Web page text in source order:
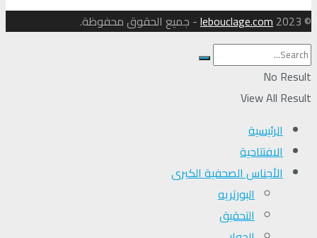
© 2023
lebouclage.com- جميع الحقوق محفوظة.
No Result
View All Result
الرئيسية
الافتتاحية
الأجناس الصحفية الكبرى
البورتريه
التحقیق